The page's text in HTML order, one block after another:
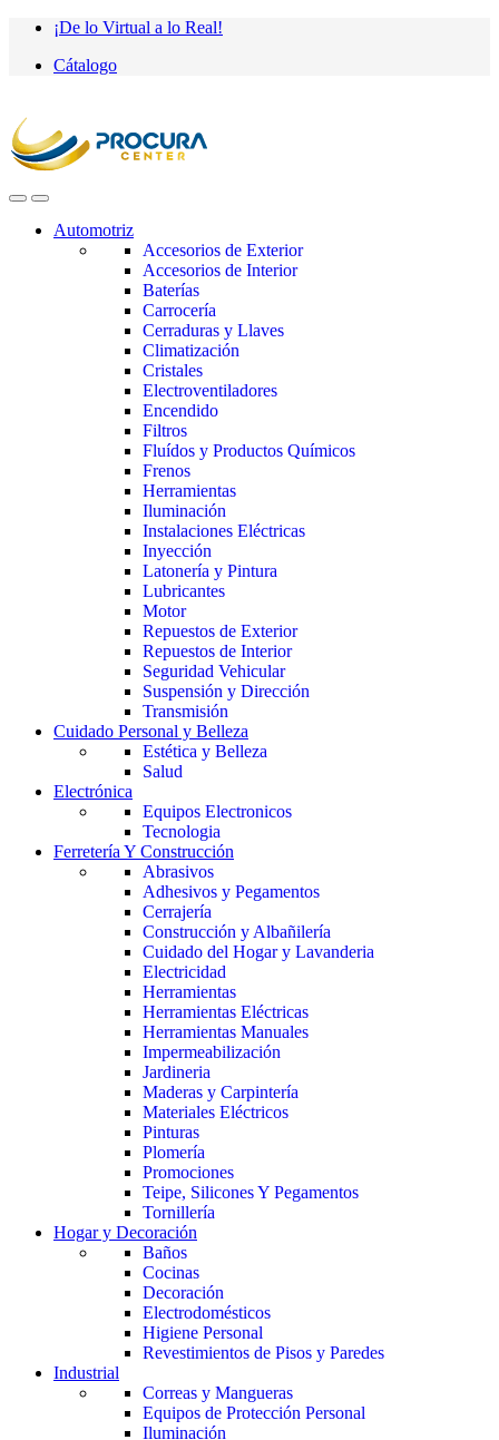
Saltar
navegación
saltar
contenido
¡De lo Virtual a lo Real!
Cátalogo
Automotriz
Accesorios de Exterior
Accesorios de Interior
Baterías
Carrocería
Cerraduras y Llaves
Climatización
Cristales
Electroventiladores
Encendido
Filtros
Fluídos y Productos Químicos
Frenos
Herramientas
Iluminación
Instalaciones Eléctricas
Inyección
Latonería y Pintura
Lubricantes
Motor
Repuestos de Exterior
Repuestos de Interior
Seguridad Vehicular
Suspensión y Dirección
Transmisión
Cuidado Personal y Belleza
Estética y Belleza
Salud
Electrónica
Equipos Electronicos
Tecnologia
Ferretería Y Construcción
Abrasivos
Adhesivos y Pegamentos
Cerrajería
Construcción y Albañilería
Cuidado del Hogar y Lavanderia
Electricidad
Herramientas
Herramientas Eléctricas
Herramientas Manuales
Impermeabilización
Jardineria
Maderas y Carpintería
Materiales Eléctricos
Pinturas
Plomería
Promociones
Teipe, Silicones Y Pegamentos
Tornillería
Hogar y Decoración
Baños
Cocinas
Decoración
Electrodomésticos
Higiene Personal
Revestimientos de Pisos y Paredes
Industrial
Correas y Mangueras
Equipos de Protección Personal
Iluminación